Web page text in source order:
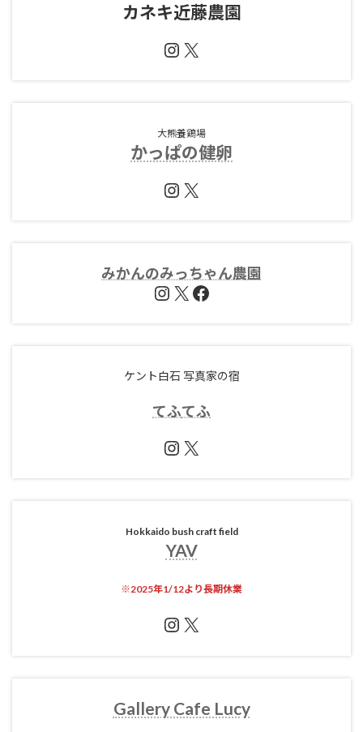
カネキ近藤農園
Instagram
X
大熊養鶏場
かっぱの健卵
Instagram
X
みかんのみっちゃん農園
Instagram
X Facebook
ケント白石 写真家の宿
てふてふ
Instagram
X
Hokkaido bush craft field
YAV
※2025年1/12より長期休業
Instagram
X
Gallery Cafe Lucy